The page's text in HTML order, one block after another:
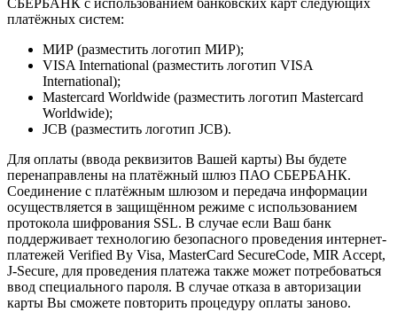
СБЕРБАНК с использованием банковских карт следующих
платёжных систем:
МИР (разместить логотип МИР);
VISA International (разместить логотип VISA
International);
Mastercard Worldwide (разместить логотип Mastercard
Worldwide);
JCB (разместить логотип JCB).
Для оплаты (ввода реквизитов Вашей карты) Вы будете
перенаправлены на платёжный шлюз ПАО СБЕРБАНК.
Соединение с платёжным шлюзом и передача информации
осуществляется в защищённом режиме с использованием
протокола шифрования SSL. В случае если Ваш банк
поддерживает технологию безопасного проведения интернет-
платежей Verified By Visa, MasterCard SecureCode, MIR Accept,
J-Secure, для проведения платежа также может потребоваться
ввод специального пароля. В случае отказа в авторизации
карты Вы сможете повторить процедуру оплаты заново.